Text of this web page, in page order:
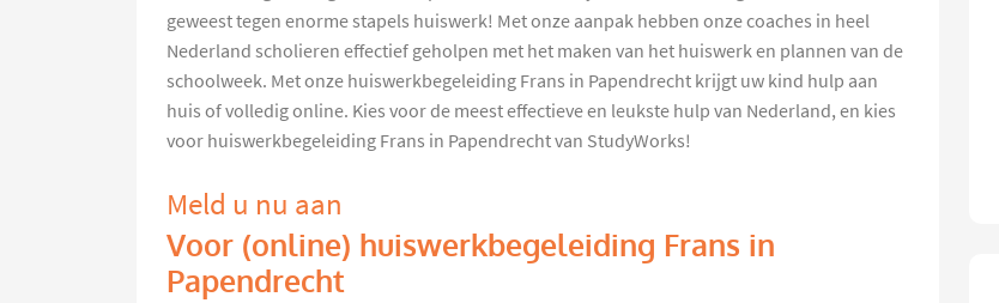
geweest tegen enorme stapels huiswerk! Met onze aanpak hebben onze coaches in heel
Nederland scholieren effectief geholpen met het maken van het huiswerk en plannen van de
schoolweek. Met onze huiswerkbegeleiding Frans in Papendrecht krijgt uw kind hulp aan
huis of volledig online. Kies voor de meest effectieve en leukste hulp van Nederland, en kies
voor huiswerkbegeleiding Frans in Papendrecht van StudyWorks!
Meld u nu aan
Voor (online) huiswerkbegeleiding Frans in
Papendrecht